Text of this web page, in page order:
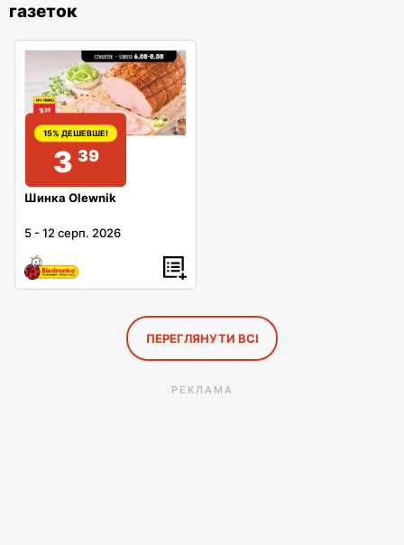
газеток
15% ДЕШЕВШЕ!
3 39
Шинка Olewnik
5 -12 серп. 2026
ПЕРЕГЛЯНУТИ ВСІ
РЕКЛАМА